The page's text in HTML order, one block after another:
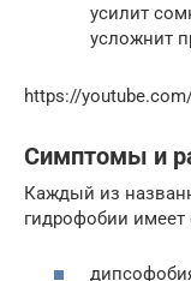
усилит
усложнит
https://
Симптомы и
Каждый из
гидрофобии имеет